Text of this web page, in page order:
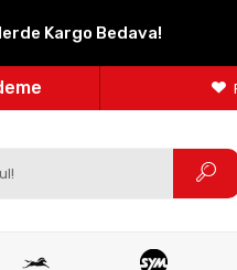
Kargo Bedava!
Adresi
Ürün